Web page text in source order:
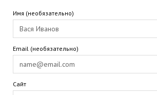
Имя (необязательно)
Email (необязательно)
Сайт